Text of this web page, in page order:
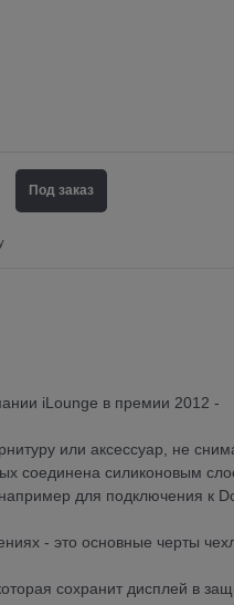
Под заказ
iLounge в премии 2012 -
или аксессуар, не
соединена силиконовым
для подключения к
- это основные черты
сохранит дисплей в